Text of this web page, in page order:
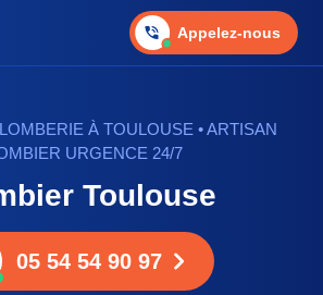
Appelez-nous
À TOULOUSE • ARTISAN
URGENCE 24/7
Toulouse
05 54 54 90 97